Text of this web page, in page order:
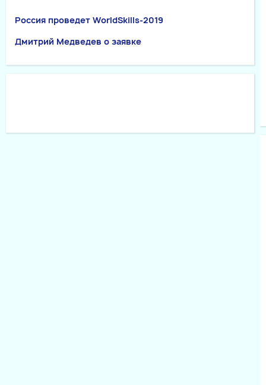
Россия проведет WorldSkills-2019
Дмитрий Медведев о заявке